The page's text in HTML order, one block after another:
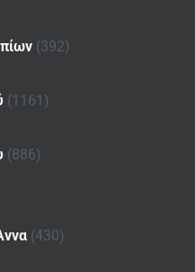
(392)
(1161)
(886)
(430)